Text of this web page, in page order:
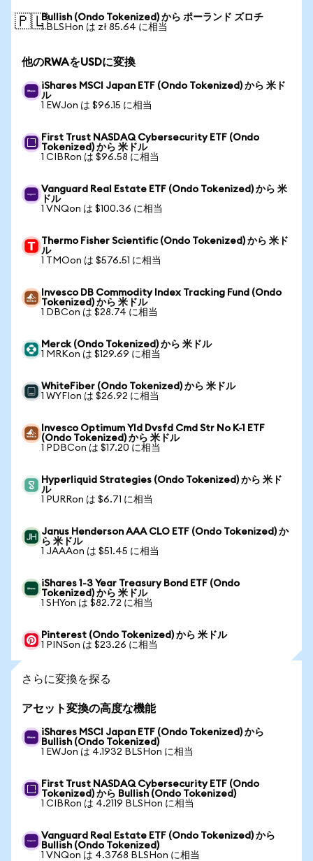
🇵🇱Bullish (Ondo Tokenized) から ポーランド ズロチ
1 BLSHon は zł 85.64 に相当
他のRWAをUSDに変換
iShares MSCI Japan ETF (Ondo Tokenized) から 米ド
ル
1 EWJon は $96.15 に相当
First Trust NASDAQ Cybersecurity ETF (Ondo
Tokenized) から 米ドル
1 CIBRon は $96.58 に相当
Vanguard Real Estate ETF (Ondo Tokenized) から 米
ドル
1 VNQon は $100.36 に相当
Thermo Fisher Scientific (Ondo Tokenized) から 米ド
ル
1 TMOon は $576.51 に相当
Invesco DB Commodity Index Tracking Fund (Ondo
Tokenized) から 米ドル
1 DBCon は $28.74 に相当
Merck (Ondo Tokenized) から 米ドル
1 MRKon は $129.69 に相当
WhiteFiber (Ondo Tokenized) から 米ドル
1 WYFIon は $26.92 に相当
Invesco Optimum Yld Dvsfd Cmd Str No K-1 ETF
(Ondo Tokenized) から 米ドル
1 PDBCon は $17.20 に相当
Hyperliquid Strategies (Ondo Tokenized) から 米ド
ル
1 PURRon は $6.71 に相当
Janus Henderson AAA CLO ETF (Ondo Tokenized) か
ら 米ドル
1 JAAAon は $51.45 に相当
iShares 1-3 Year Treasury Bond ETF (Ondo
Tokenized) から 米ドル
1 SHYon は $82.72 に相当
Pinterest (Ondo Tokenized) から 米ドル
1 PINSon は $23.26 に相当
さらに変換を探る
アセット変換の高度な機能
iShares MSCI Japan ETF (Ondo Tokenized) から
Bullish (Ondo Tokenized)
1 EWJon は 4.1932 BLSHon に相当
First Trust NASDAQ Cybersecurity ETF (Ondo
Tokenized) から Bullish (Ondo Tokenized)
1 CIBRon は 4.2119 BLSHon に相当
Vanguard Real Estate ETF (Ondo Tokenized) から
Bullish (Ondo Tokenized)
1 VNQon は 4.3768 BLSHon に相当